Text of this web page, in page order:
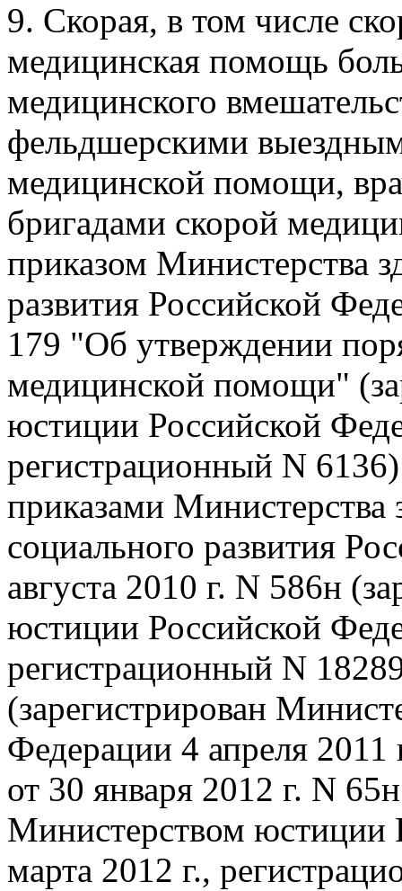
9. Скорая, в том числе
медицинская помощь
медицинского
фельдшерскими
медицинской помощи,
бригадами скорой
приказом Министерства
развития Российской
179 "Об утверждении
медицинской помощи"
юстиции Российской
регистрационный N
приказами Министерства
социального развития
августа 2010 г. N 586н
юстиции Российской
регистрационный N
(зарегистрирован
Федерации 4 апреля
от 30 января 2012 г. N
Министерством юстиции
марта 2012 г.,